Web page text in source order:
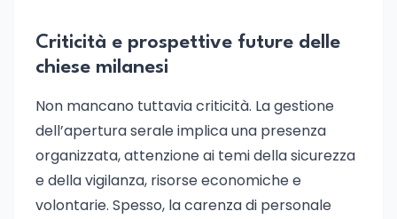
Criticità e prospettive future delle
chiese milanesi
Non mancano tuttavia criticità. La gestione
dell’apertura serale implica una presenza
organizzata, attenzione ai temi della sicurezza
e della vigilanza, risorse economiche e
volontarie. Spesso, la carenza di personale